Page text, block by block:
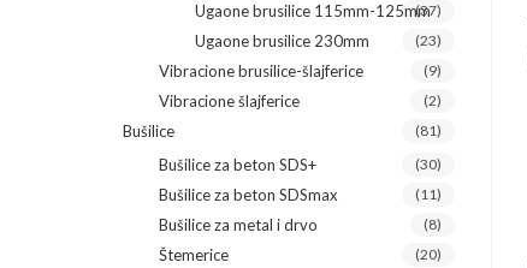
Ugaone brusilice 115mm-125mm
(37)
Ugaone brusilice 230mm (23)
Vibracione brusilice-šlajferice (9)
Vibracione šlajferice (2)
Bušilice (81)
Bušilice za beton SDS+ (30)
Bušilice za beton SDSmax (11)
Bušilice za metal i drvo (8)
Štemerice (20)